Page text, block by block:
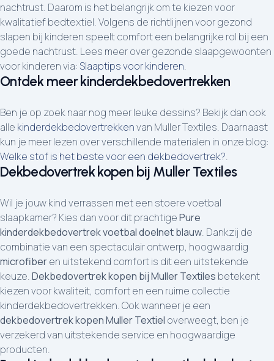
nachtrust. Daarom is het belangrijk om te kiezen voor
kwalitatief bedtextiel. Volgens de richtlijnen voor gezond
slapen bij kinderen speelt comfort een belangrijke rol bij een
goede nachtrust. Lees meer over gezonde slaapgewoonten
voor kinderen via: Slaaptips voor kinderen.
Ontdek meer kinderdekbedovertrekken
Ben je op zoek naar nog meer leuke dessins? Bekijk dan ook
alle kinderdekbedovertrekkenvan Muller Textiles. Daarnaast
kun je meer lezen over verschillende materialen in onze blog:
Welke stof is het beste voor een dekbedovertrek?.
Dekbedovertrek kopen bij Muller Textiles
Wil je jouw kind verrassen met een stoere voetbal
slaapkamer? Kies dan voor dit prachtigePure
kinderdekbedovertrek voetbal doelnet blauw. Dankzij de
combinatie van een spectaculair ontwerp, hoogwaardig
microfiberen uitstekend comfort is dit een uitstekende
keuze.Dekbedovertrek kopen bij Muller Textiles betekent
kiezen voor kwaliteit, comfort en een ruime collectie
kinderdekbedovertrekken. Ook wanneer je een
dekbedovertrek kopen Muller Textiel overweegt, ben je
verzekerd van uitstekende service en hoogwaardige
producten.